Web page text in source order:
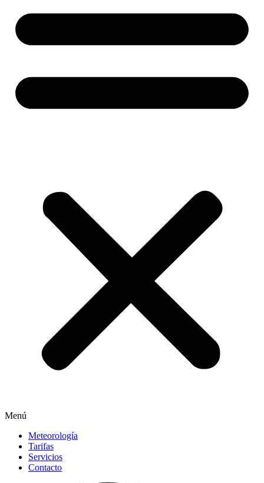
Menú
Meteorología
Tarifas
Servicios
Contacto